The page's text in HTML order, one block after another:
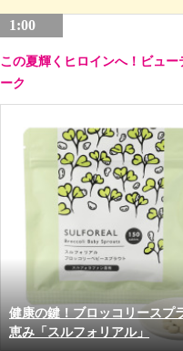
1:00
この夏輝くヒロインへ！ビュー
ーク
健康の鍵！ブロッコリースプ
恵み「スルフォリアル」